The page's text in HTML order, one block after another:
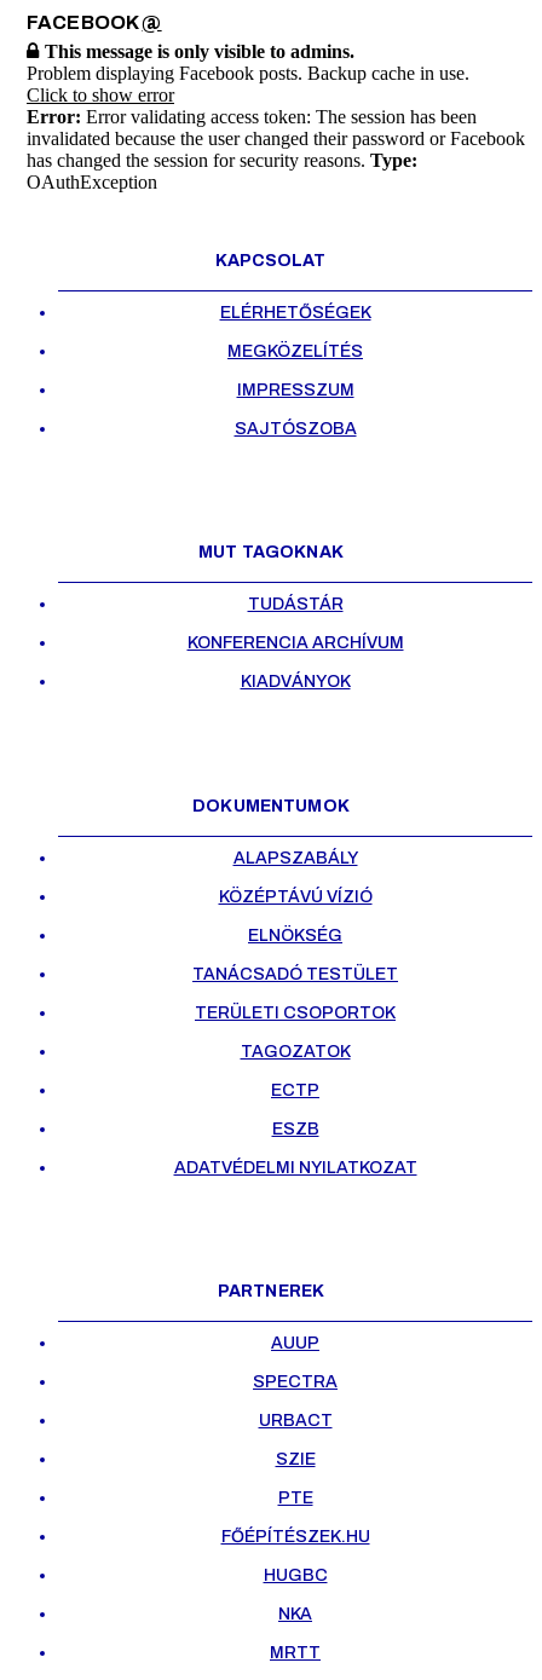
FACEBOOK@
This message is only visible to admins.
Problem displaying Facebook posts. Backup cache in use.
Click to show error
Error: Error validating access token: The session has been
invalidated because the user changed their password or Facebook
has changed the session for security reasons. Type:
OAuthException
KAPCSOLAT
ELÉRHETŐSÉGEK
MEGKÖZELÍTÉS
IMPRESSZUM
SAJTÓSZOBA
MUT TAGOKNAK
TUDÁSTÁR
KONFERENCIA ARCHÍVUM
KIADVÁNYOK
DOKUMENTUMOK
ALAPSZABÁLY
KÖZÉPTÁVÚ VÍZIÓ
ELNÖKSÉG
TANÁCSADÓ TESTÜLET
TERÜLETI CSOPORTOK
TAGOZATOK
ECTP
ESZB
ADATVÉDELMI NYILATKOZAT
PARTNEREK
AUUP
SPECTRA
URBACT
SZIE
PTE
FŐÉPÍTÉSZEK.HU
HUGBC
NKA
MRTT